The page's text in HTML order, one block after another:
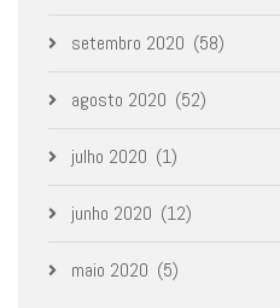
setembro 2020 (58)
agosto 2020 (52)
julho 2020 (1)
junho 2020 (12)
maio 2020 (5)